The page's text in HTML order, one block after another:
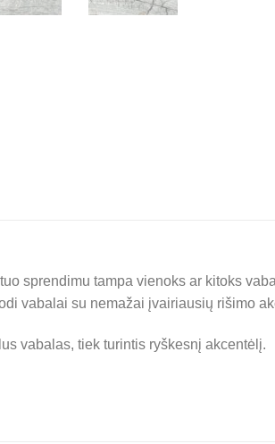
sprendimu tampa vienoks ar kitoks
vabalai su nemažai įvairiausių rišimo
vabalas, tiek turintis ryškesnį akcentėlį.